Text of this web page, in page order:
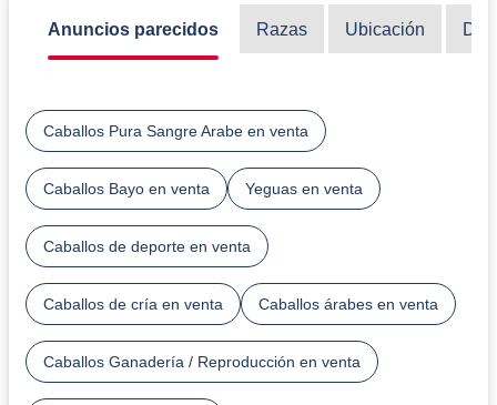
Anuncios parecidos Razas Ubicación
Caballos Pura Sangre Arabe en venta
Caballos Bayo en venta Yeguas en venta
Caballos de deporte en venta
Caballos de cría en venta Caballos árabes en venta
Caballos Ganadería / Reproducción en venta